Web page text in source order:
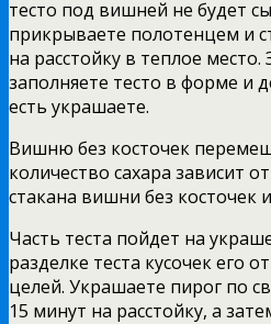
тесто под вишней не будет
прикрываете полотенцем и
на расстойку в теплое
заполняете тесто в форме и
есть украшаете.
Вишню без косточек
количество сахара зависит
стакана вишни без косточек и
Часть теста пойдет на
разделке теста кусочек его
целей. Украшаете пирог по
15 минут на расстойку, а